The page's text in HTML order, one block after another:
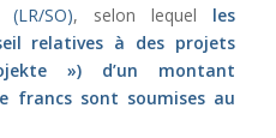
SO), selon lequel les
relatives à des projets
») d’un montant
francs sont soumises au